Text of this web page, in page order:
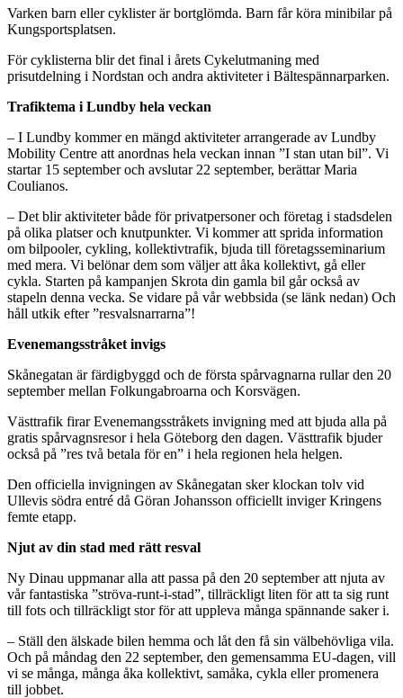
Varken barn eller cyklister är bortglömda. Barn får köra minibilar på
Kungsportsplatsen.
För cyklisterna blir det final i årets Cykelutmaning med
prisutdelning i Nordstan och andra aktiviteter i Bältespännarparken.
Trafiktema i Lundby hela veckan
– I Lundby kommer en mängd aktiviteter arrangerade av Lundby
Mobility Centre att anordnas hela veckan innan ”I stan utan bil”. Vi
startar 15 september och avslutar 22 september, berättar Maria
Coulianos.
– Det blir aktiviteter både för privatpersoner och företag i stadsdelen
på olika platser och knutpunkter. Vi kommer att sprida information
om bilpooler, cykling, kollektivtrafik, bjuda till företagsseminarium
med mera. Vi belönar dem som väljer att åka kollektivt, gå eller
cykla. Starten på kampanjen Skrota din gamla bil går också av
stapeln denna vecka. Se vidare på vår webbsida (se länk nedan) Och
håll utkik efter ”resvalsnarrarna”!
Evenemangsstråket invigs
Skånegatan är färdigbyggd och de första spårvagnarna rullar den 20
september mellan Folkungabroarna och Korsvägen.
Västtrafik firar Evenemangsstråkets invigning med att bjuda alla på
gratis spårvagnsresor i hela Göteborg den dagen. Västtrafik bjuder
också på ”res två betala för en” i hela regionen hela helgen.
Den officiella invigningen av Skånegatan sker klockan tolv vid
Ullevis södra entré då Göran Johansson officiellt inviger Kringens
femte etapp.
Njut av din stad med rätt resval
Ny Dinau uppmanar alla att passa på den 20 september att njuta av
vår fantastiska ”ströva-runt-i-stad”, tillräckligt liten för att ta sig runt
till fots och tillräckligt stor för att uppleva många spännande saker i.
– Ställ den älskade bilen hemma och låt den få sin välbehövliga vila.
Och på måndag den 22 september, den gemensamma EU-dagen, vill
vi se många, många åka kollektivt, samåka, cykla eller promenera
till jobbet.